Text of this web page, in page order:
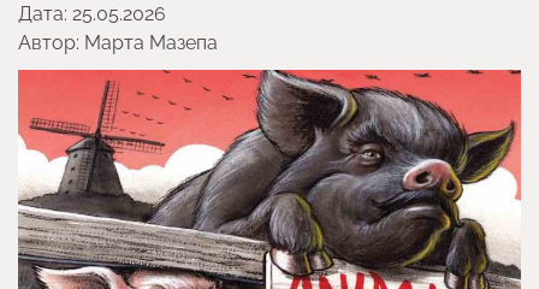
Дата: 25.05.2026
Автор: Марта Мазепа